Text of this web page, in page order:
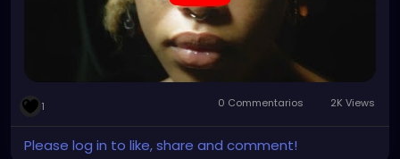
1 0 Commentarios 2K Views
Please log in to like, share and comment!